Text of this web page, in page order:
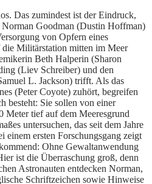
Das zumindest ist der Eindruck,
Goodman (Dustin Hoffman)
von Opfern eines
Militärstation mitten im Meer
Beth Halperin (Sharon
(Liev Schreiber) und den
L. Jackson) trifft. Als das
(Peter Coyote) zuhört, begreifen
besteht: Sie sollen von einer
Meter tief auf dem Meeresgrund
untersuchen, das seit dem Jahre
einem ersten Forschungsgang zeigt
Ohne Gewaltanwendung
ist die Überraschung groß, denn
Astronauten entdecken Norman,
Schriftzeichen sowie Hinweise